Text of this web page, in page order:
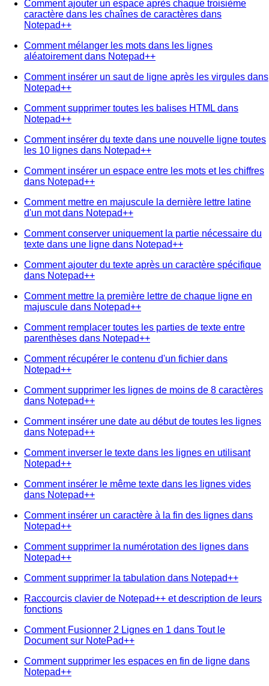
Comment ajouter un espace après chaque troisième
caractère dans les chaînes de caractères dans
Notepad++
Comment mélanger les mots dans les lignes
aléatoirement dans Notepad++
Comment insérer un saut de ligne après les virgules dans
Notepad++
Comment supprimer toutes les balises HTML dans
Notepad++
Comment insérer du texte dans une nouvelle ligne toutes
les 10 lignes dans Notepad++
Comment insérer un espace entre les mots et les chiffres
dans Notepad++
Comment mettre en majuscule la dernière lettre latine
d'un mot dans Notepad++
Comment conserver uniquement la partie nécessaire du
texte dans une ligne dans Notepad++
Comment ajouter du texte après un caractère spécifique
dans Notepad++
Comment mettre la première lettre de chaque ligne en
majuscule dans Notepad++
Comment remplacer toutes les parties de texte entre
parenthèses dans Notepad++
Comment récupérer le contenu d'un fichier dans
Notepad++
Comment supprimer les lignes de moins de 8 caractères
dans Notepad++
Comment insérer une date au début de toutes les lignes
dans Notepad++
Comment inverser le texte dans les lignes en utilisant
Notepad++
Comment insérer le même texte dans les lignes vides
dans Notepad++
Comment insérer un caractère à la fin des lignes dans
Notepad++
Comment supprimer la numérotation des lignes dans
Notepad++
Comment supprimer la tabulation dans Notepad++
Raccourcis clavier de Notepad++ et description de leurs
fonctions
Comment Fusionner 2 Lignes en 1 dans Tout le
Document sur NotePad++
Comment supprimer les espaces en fin de ligne dans
Notepad++